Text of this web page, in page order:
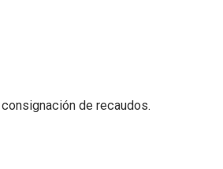
de recaudos.